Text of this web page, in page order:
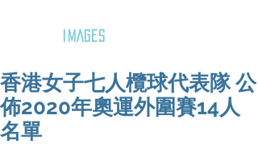
IMAGES
香港女子七人欖球代表隊 公
佈2020年奧運外圍賽14人
名單